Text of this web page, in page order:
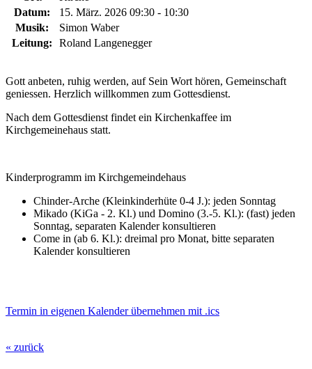
Datum:
15. März. 2026 09:30 - 10:30
Musik:
Simon Waber
Leitung:
Roland Langenegger
Gott anbeten, ruhig werden, auf Sein Wort hören, Gemeinschaft
geniessen. Herzlich willkommen zum Gottesdienst.
Nach dem Gottesdienst findet ein Kirchenkaffee im
Kirchgemeinehaus statt.
Kinderprogramm im Kirchgemeindehaus
Chinder-Arche (Kleinkinderhüte 0-4 J.): jeden Sonntag
Mikado (KiGa - 2. Kl.) und Domino (3.-5. Kl.): (fast) jeden
Sonntag, separaten Kalender konsultieren
Come in (ab 6. Kl.): dreimal pro Monat, bitte separaten
Kalender konsultieren
Termin in eigenen Kalender übernehmen mit .ics
« zurück